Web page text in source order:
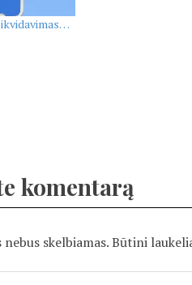
komentarą
skelbiamas.Būtini